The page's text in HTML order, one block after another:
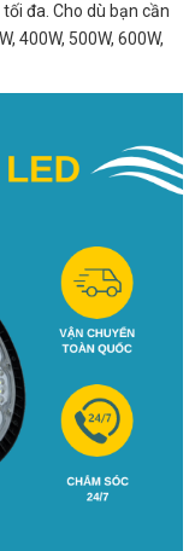
đa. Cho dù bạn cần
400W, 500W, 600W,